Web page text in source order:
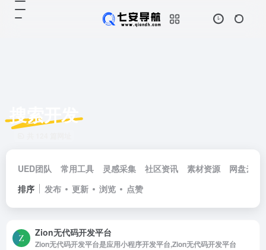
搜索开发
UED团队 常用工具 灵感采集 社区资讯 素材资源
网盘云储
排序
发布 更新 浏览 点赞
Zion无代码开发平台
Zion无代码开发平台是应用小程序开发平台,Zion无代码开发平台